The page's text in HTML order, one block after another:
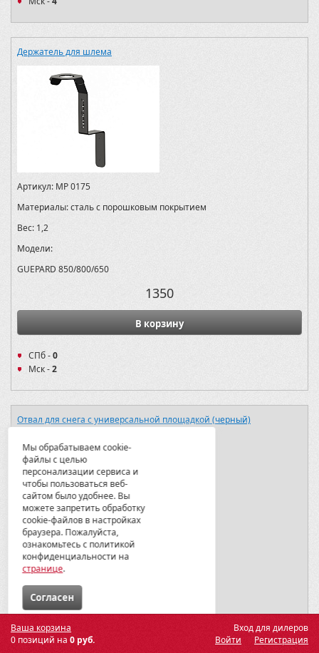
Ваша корзина
Вход для дилеров
0 позиций на 0 руб. Войти Регистрация
Держатель для шлема
Артикул: MP 0175
Материалы:сталь с порошковым покрытием
Вес: 1,2
Модели:
GUEPARD 850/800/650
1350
В корзину
СПб -0
Мск -2
Отвал для снега с универсальной площадкой (черный)
Артикул:MP 1000 V2
Материалы:сталь с порошковым покрытием
Вес:41.74
Модели:
GUEPARD 850/800/650
Мы обрабатываем cookie-
файлы с целью
персонализации сервиса и
чтобы пользоваться веб-
сайтом было удобнее. Вы
можете запретить обработку
cookie-файлов в настройках
браузера. Пожалуйста,
ознакомьтесь с политикой
конфиденциальности на
странице.
Cогласен